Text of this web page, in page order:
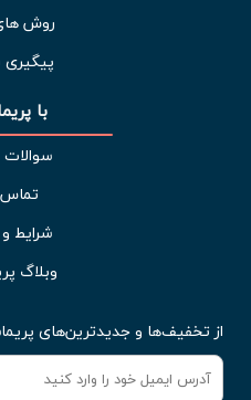
روش
با
تماس
شرایط
وبلاگ
از تخفیف‌ها و جدیدترین‌های